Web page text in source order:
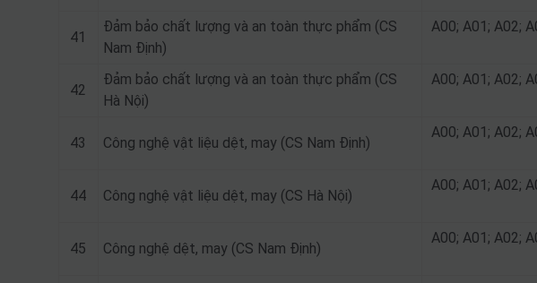
41
Đảm bảo chất lượng và an toàn thực phẩm (CS
Nam Định)
A00; A01; A02;
42
Đảm bảo chất lượng và an toàn thực phẩm (CS
Hà Nội)
A00; A01; A02;
43 Công nghệ vật liệu dệt, may (CS Nam Định)
A00; A01; A02;
44 Công nghệ vật liệu dệt, may (CS Hà Nội)
A00; A01; A02;
45 Công nghệ dệt, may (CS Nam Định)
A00; A01; A02;